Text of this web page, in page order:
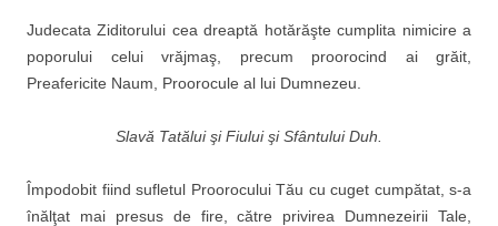
Judecata Ziditorului cea dreaptă hotărăşte cumplita ni­micire a
poporului celui vrăj­maş, precum proorocind ai grăit,
Preafericite Naum, Proorocule al lui Dumnezeu.
Slavă Tatălui şi Fiului şi Sfântului Duh.
Împodobit fiind sufletul Proorocului Tău cu cuget cum­pătat, s-a
înălţat mai presus de fire, către privirea Dumnezeirii Tale,